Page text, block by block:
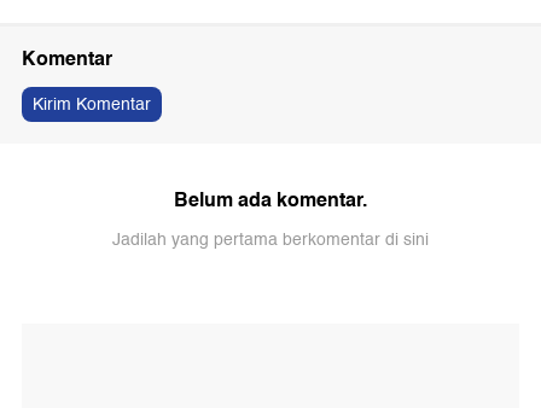
Komentar
Kirim Komentar
Belum ada komentar.
Jadilah yang pertama berkomentar di sini